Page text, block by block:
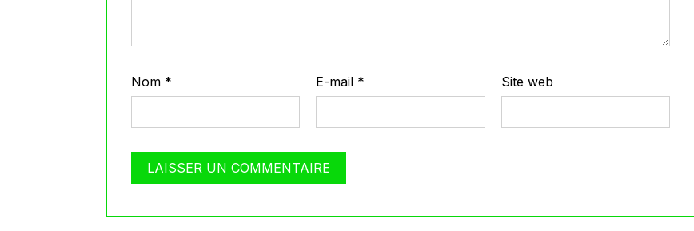
Nom * E-mail * Site web